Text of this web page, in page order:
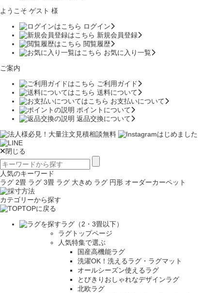
ようこそ ゲスト 様
ログイン
新規会員登録
閲覧履歴
お気に入り一覧
ご案内
ご利用ガイド
送料について
お支払いについて
ポイントについて
返品交換について
閉じる
人気のキーワード
ラグ 2畳 ラグ 3畳 ラグ 大きめ ラグ 円形 オーダーカーペット
カテゴリーから探す
TOPに戻る
ラグ（2・3畳以下）
ラグトップページ
人気特集で選ぶ
国産高機能ラグ
洗濯OK！洗えるラグ・ラグマット
オールシーズン使えるラグ
とびきりおしゃれなデザインラグ
北欧ラグ